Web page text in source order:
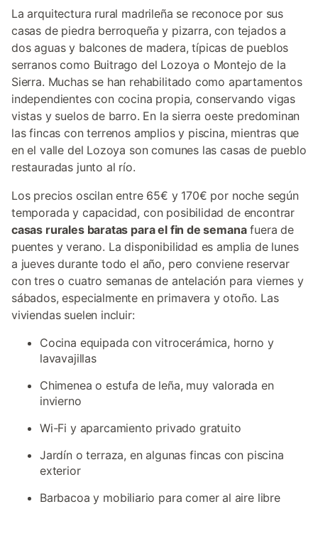
La arquitectura rural madrileña se reconoce por sus
casas de piedra berroqueña y pizarra, con tejados a
dos aguas y balcones de madera, típicas de pueblos
serranos como Buitrago del Lozoya o Montejo de la
Sierra. Muchas se han rehabilitado como apartamentos
independientes con cocina propia, conservando vigas
vistas y suelos de barro. En la sierra oeste predominan
las fincas con terrenos amplios y piscina, mientras que
en el valle del Lozoya son comunes las casas de pueblo
restauradas junto al río.
Los precios oscilan entre 65€ y 170€ por noche según
temporada y capacidad, con posibilidad de encontrar
casas rurales baratas para el fin de semanafuera de
puentes y verano. La disponibilidad es amplia de lunes
a jueves durante todo el año, pero conviene reservar
con tres o cuatro semanas de antelación para viernes y
sábados, especialmente en primavera y otoño. Las
viviendas suelen incluir:
Cocina equipada con vitrocerámica, horno y
lavavajillas
Chimenea o estufa de leña, muy valorada en
invierno
Wi-Fi y aparcamiento privado gratuito
Jardín o terraza, en algunas fincas con piscina
exterior
Barbacoa y mobiliario para comer al aire libre